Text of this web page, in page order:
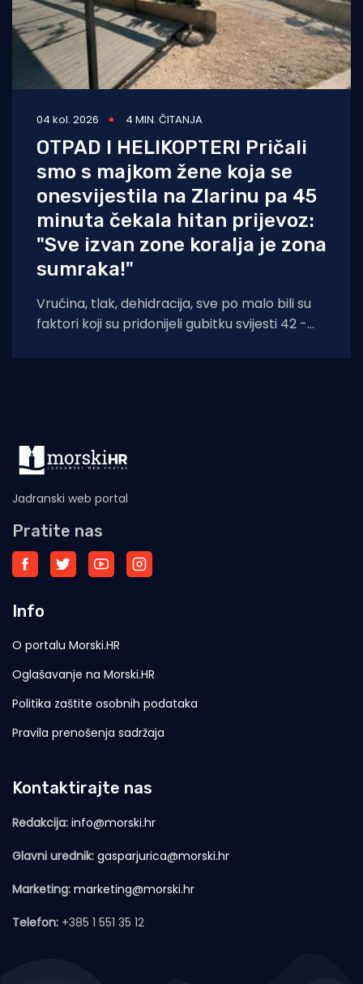
04 kol. 2026 4 MIN. ČITANJA
OTPAD I HELIKOPTERI Pričali
smo s majkom žene koja se
onesvijestila na Zlarinu pa 45
minuta čekala hitan prijevoz:
"Sve izvan zone koralja je zona
sumraka!"
Vrućina, tlak, dehidracija, sve po malo bili su
faktori koji su pridonijeli gubitku svijesti 42 -
Jadranski web portal
Pratite nas
Info
O portalu Morski.HR
Oglašavanje na Morski.HR
Politika zaštite osobnih podataka
Pravila prenošenja sadržaja
Kontaktirajte nas
Redakcija: info@morski.hr
Glavni urednik: gasparjurica@morski.hr
Marketing: marketing@morski.hr
Telefon: +385 1 551 35 12